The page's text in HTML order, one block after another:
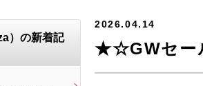
2026.04.14
★☆GWセー
）の新着記